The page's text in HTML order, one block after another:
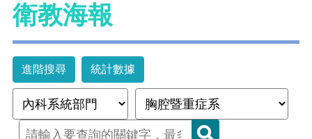
衛教海報
進階搜尋 統計數據